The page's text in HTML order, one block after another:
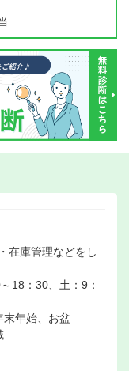
在庫管理などをし
18：30、土：9：
年始、お盆